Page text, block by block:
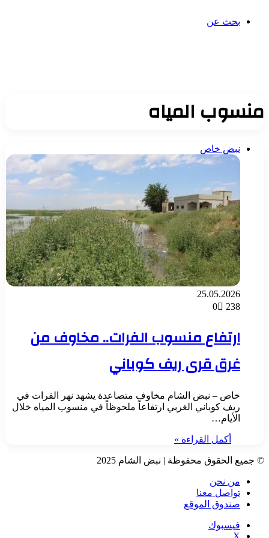
بحث عن
منسوب المياه
نبض خاص
25.05.2026
0
238
ارتفاع منسوب الفرات.. مخاوف من
غرق قرى ريف كوباني
خاص – نبض الشام مخاوف متصاعدة يشهد نهر الفرات في
ريف كوباني الغربي ارتفاعاً ملحوظاً في منسوب المياه خلال
الأيام…
أكمل القراءة »
© جميع الحقوق محفوظة | نبض الشام 2025
من نحن
تواصل معنا
صندوق الموقع
فيسبوك
‫X